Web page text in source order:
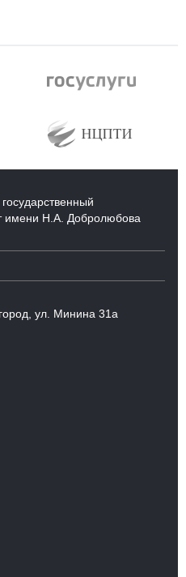
имени Н.А. Добролюбова
ул. Минина 31а